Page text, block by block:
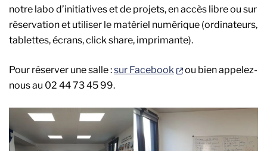
notre labo d’initiatives et de projets, en accès libre ou sur
réservation et utiliser le matériel numérique (ordinateurs,
tablettes, écrans, click share, imprimante).
Pour réserver une salle :sur Facebook (nouvelle fenêtre)
ou bien appelez-
nous au 02 44 73 45 99.